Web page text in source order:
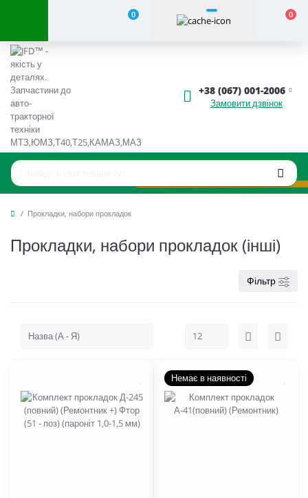
0 0
+38 (067) 001-2006
Замовити дзвінок
Прокладки, набори прокладок
Прокладки, набори прокладок (інші)
Фільтр
Немає в наявності